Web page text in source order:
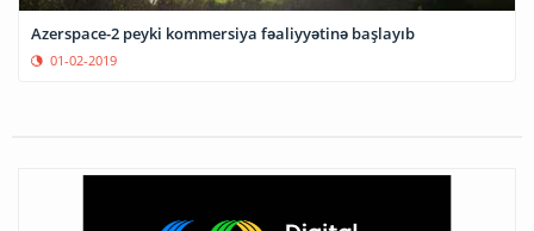
Azerspace-2 peyki kommersiya fəaliyyətinə başlayıb
01-02-2019